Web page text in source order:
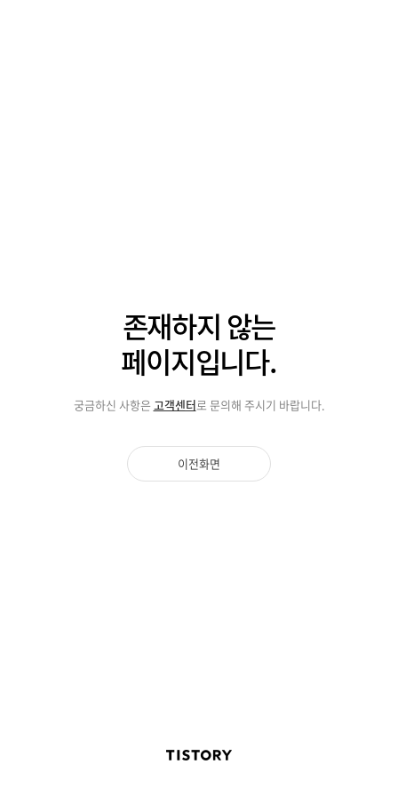
존재하지 않는
페이지입니다.
궁금하신 사항은 고객센터로 문의해 주시기 바랍니다.
이전화면